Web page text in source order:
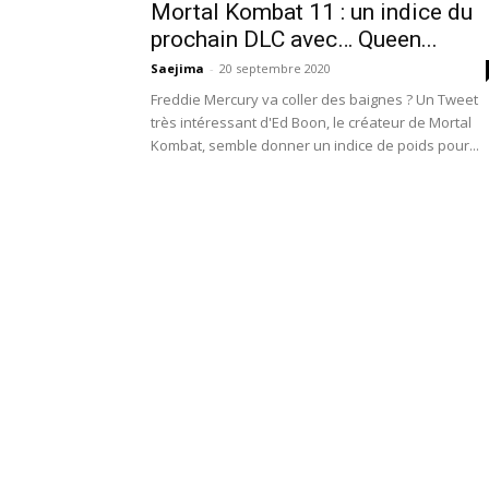
Mortal Kombat 11 : un indice du
prochain DLC avec… Queen...
Saejima - 20 septembre 2020
Freddie Mercury va coller des baignes ? Un Tweet
très intéressant d'Ed Boon, le créateur de Mortal
Kombat, semble donner un indice de poids pour...